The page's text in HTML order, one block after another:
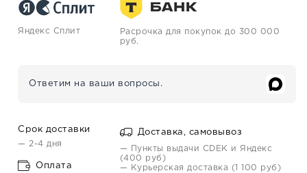
Яндекс Сплит
Расрочка для покупок до 300 000
руб.
Ответим на ваши вопросы.
Срок доставки
— 2-4 дня
Оплата
Доставка, самовывоз
— Пункты выдачи CDEK и Яндекс
(400 руб)
— Курьерская доставка (1 100 руб)